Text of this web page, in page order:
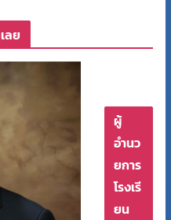
ลย
ผู้
อำนว
ยการ
โรงเรี
ยน